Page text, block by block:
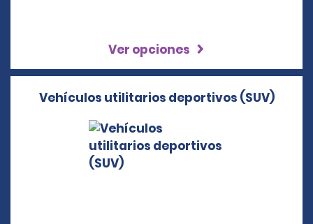
Ver opciones
Vehículos utilitarios deportivos (SUV)